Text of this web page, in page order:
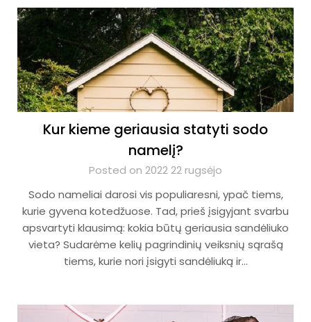
Kur kieme geriausia statyti sodo
namelį?
Posted on 2022 22 rugsėjo
Sodo nameliai darosi vis populiaresni, ypač tiems,
kurie gyvena kotedžuose. Tad, prieš įsigyjant svarbu
apsvartyti klausimą: kokia būtų geriausia sandėliuko
vieta? Sudarėme kelių pagrindinių veiksnių sąrašą
tiems, kurie nori įsigyti sandėliuką ir…